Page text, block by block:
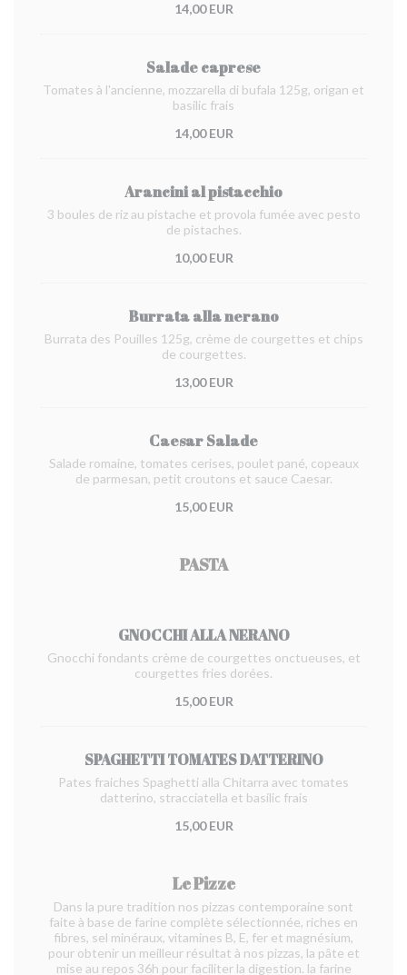
14,00 EUR
Salade caprese
Tomates à l'ancienne, mozzarella di bufala 125g, origan et
basilic frais
14,00 EUR
Arancini al pistacchio
3 boules de riz au pistache et provola fumée avec pesto
de pistaches.
10,00 EUR
Burrata alla nerano
Burrata des Pouilles 125g, crème de courgettes et chips
de courgettes.
13,00 EUR
Caesar Salade
Salade romaine, tomates cerises, poulet pané, copeaux
de parmesan, petit croutons et sauce Caesar.
15,00 EUR
PASTA
GNOCCHI ALLA NERANO
Gnocchi fondants crème de courgettes onctueuses, et
courgettes fries dorées.
15,00 EUR
SPAGHETTI TOMATES DATTERINO
Pates fraiches Spaghetti alla Chitarra avec tomates
datterino, stracciatella et basilic frais
15,00 EUR
Le Pizze
Dans la pure tradition nos pizzas contemporaine sont
faite à base de farine complète sélectionnée, riches en
fibres, sel minéraux, vitamines B, E, fer et magnésium,
pour obtenir un meilleur résultat à nos pizzas, la pâte et
mise au repos 36h pour faciliter la digestion. la farine